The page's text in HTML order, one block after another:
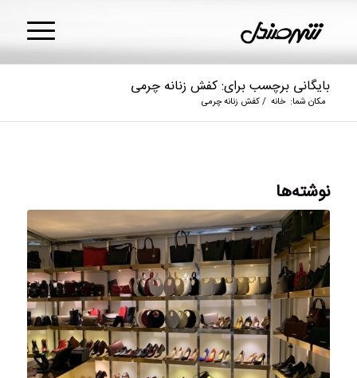
بایگانی برچسب برای: کفش زنانه چرمی
مکان شما: خانه /کفش زنانه چرمی
نوشته‌ها